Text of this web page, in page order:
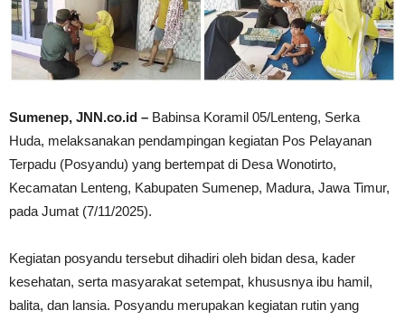
Sumenep, JNN.co.id – Babinsa Koramil 05/Lenteng, Serka
Huda, melaksanakan pendampingan kegiatan Pos Pelayanan
Terpadu (Posyandu) yang bertempat di Desa Wonotirto,
Kecamatan Lenteng, Kabupaten Sumenep, Madura, Jawa Timur,
pada Jumat (7/11/2025).
Kegiatan posyandu tersebut dihadiri oleh bidan desa, kader
kesehatan, serta masyarakat setempat, khususnya ibu hamil,
balita, dan lansia. Posyandu merupakan kegiatan rutin yang